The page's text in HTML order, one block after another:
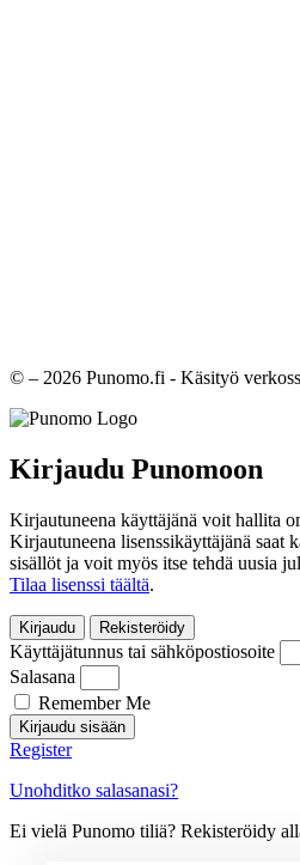
© – 2026 Punomo.fi - Käsityö
Kirjaudu Punomoon
Kirjautuneena käyttäjänä voit hallita
Kirjautuneena lisenssikäyttäjänä saat
sisällöt ja voit myös itse tehdä uusia
Tilaa lisenssi täältä.
Kirjaudu Rekisteröidy
Käyttäjätunnus tai sähköpostiosoite
Salasana
Remember Me
Kirjaudu sisään
Register
Unohditko salasanasi?
Ei vielä Punomo tiliä? Rekisteröidy